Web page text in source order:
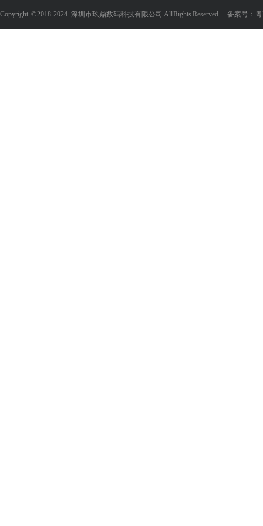
Copyright ©2018-2024 深圳市玖鼎数码科技有限公司 All Rights Reserved. 备案号：